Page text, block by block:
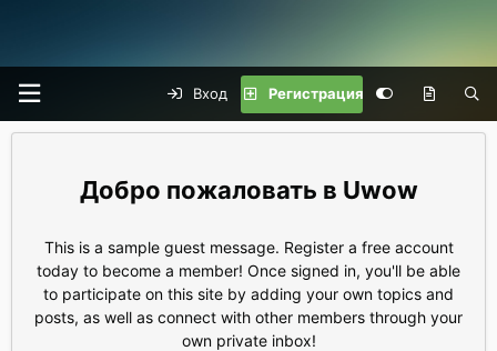
Вход Регистрация
Uwow
This is a sample guest message. Register a free account
today to become a member! Once signed in, you'll be able
to participate on this site by adding your own topics and
posts, as well as connect with other members through your
own private inbox!